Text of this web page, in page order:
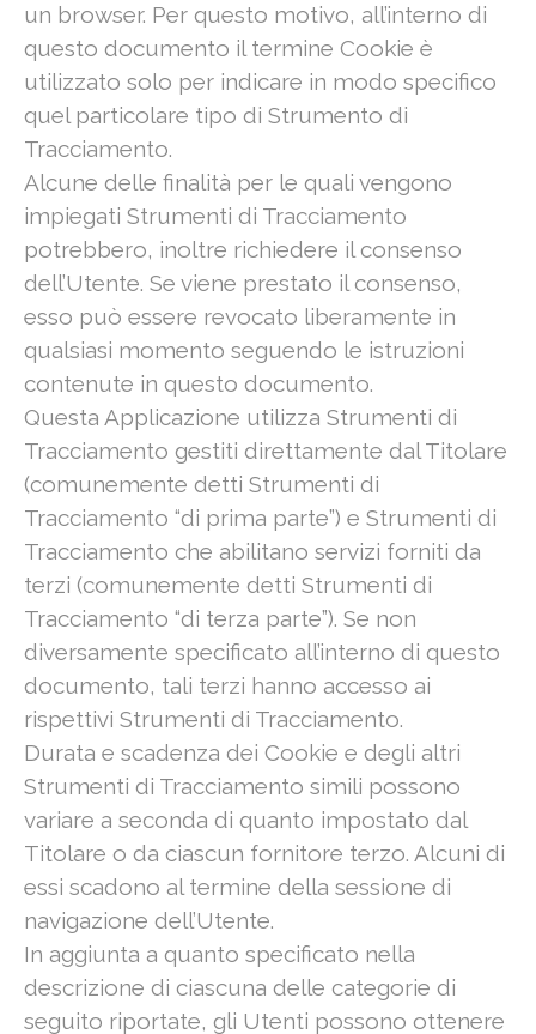
un browser. Per questo motivo, all’interno di
questo documento il termine Cookie è
utilizzato solo per indicare in modo specifico
quel particolare tipo di Strumento di
Tracciamento.
Alcune delle finalità per le quali vengono
impiegati Strumenti di Tracciamento
potrebbero, inoltre richiedere il consenso
dell’Utente. Se viene prestato il consenso,
esso può essere revocato liberamente in
qualsiasi momento seguendo le istruzioni
contenute in questo documento.
Questa Applicazione utilizza Strumenti di
Tracciamento gestiti direttamente dal Titolare
(comunemente detti Strumenti di
Tracciamento “di prima parte”) e Strumenti di
Tracciamento che abilitano servizi forniti da
terzi (comunemente detti Strumenti di
Tracciamento “di terza parte”). Se non
diversamente specificato all’interno di questo
documento, tali terzi hanno accesso ai
rispettivi Strumenti di Tracciamento.
Durata e scadenza dei Cookie e degli altri
Strumenti di Tracciamento simili possono
variare a seconda di quanto impostato dal
Titolare o da ciascun fornitore terzo. Alcuni di
essi scadono al termine della sessione di
navigazione dell’Utente.
In aggiunta a quanto specificato nella
descrizione di ciascuna delle categorie di
seguito riportate, gli Utenti possono ottenere